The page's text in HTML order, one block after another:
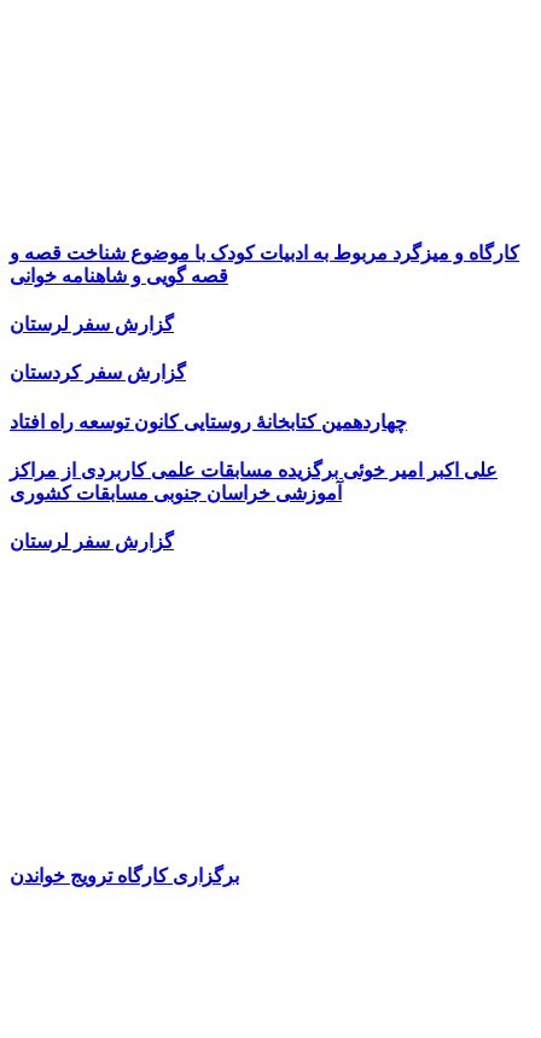
کارگاه و میزگرد مربوط به ادبیات کودک با موضوع شناخت قصه و
قصه گویی و شاهنامه خوانی
گزارش سفر لرستان
گزارش سفر کردستان
چهاردهمین کتابخانۀ روستایی کانون توسعه راه افتاد
علی اکبر امیر خوئی برگزیده مسابقات علمی کاربردی از مراکز
آموزشی خراسان جنوبی مسابقات کشوری
گزارش سفر لرستان
برگزاری کارگاه ترویج خواندن